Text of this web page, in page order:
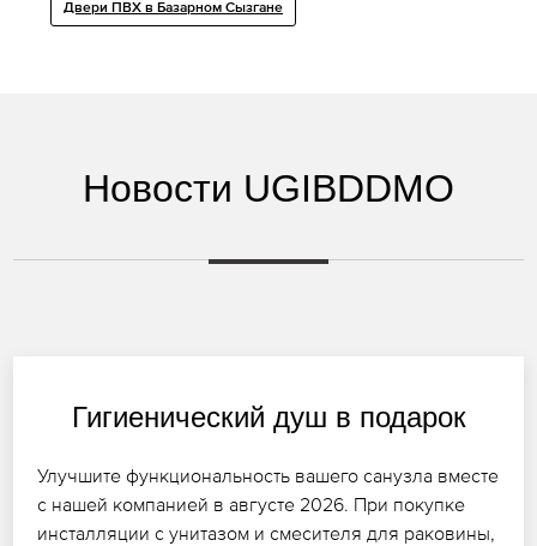
Двери ПВХ в Базарном Сызгане
Новости UGIBDDMO
Гигиенический душ в подарок
Улучшите функциональность вашего санузла вместе
с нашей компанией в августе 2026. При покупке
инсталляции с унитазом и смесителя для раковины,